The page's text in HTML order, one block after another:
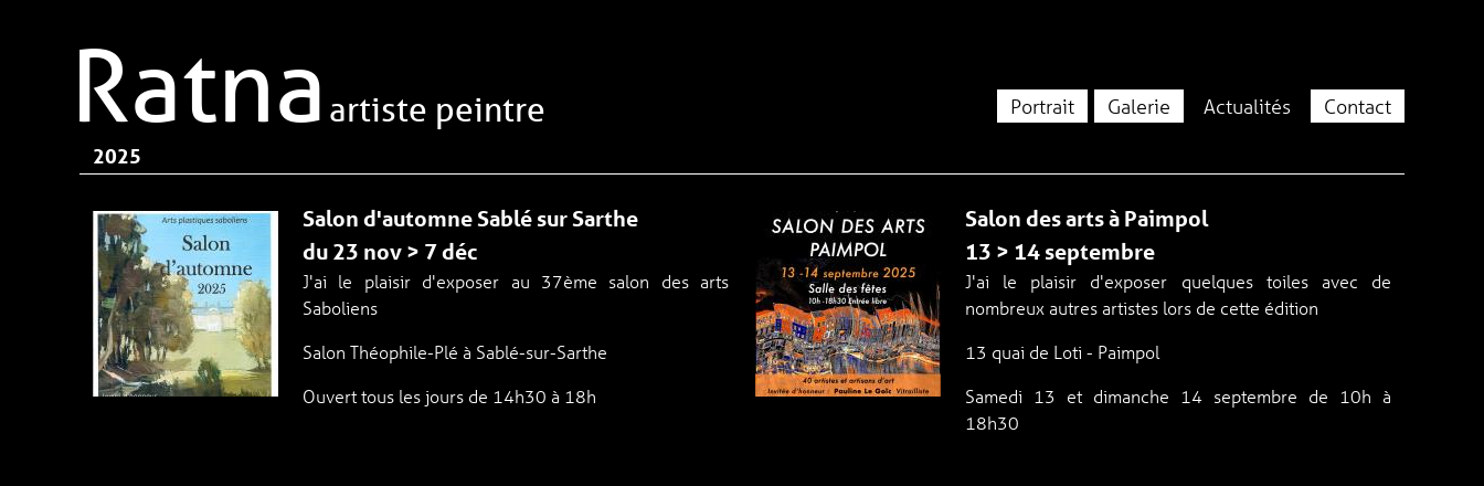
Ratna artiste peintre Portrait Galerie Actualités Contact
2025
Salon d'automne Sablé sur Sarthe
du 23 nov > 7 déc
J'ai le plaisir d'exposer au 37ème salon des arts
Saboliens
Salon Théophile-Plé à Sablé-sur-Sarthe
Ouvert tous les jours de 14h30 à 18h
Salon des arts à Paimpol
13 > 14 septembre
J'ai le plaisir d'exposer quelques toiles avec de
nombreux autres artistes lors de cette édition
13 quai de Loti - Paimpol
Samedi 13 et dimanche 14 septembre de 10h à
18h30